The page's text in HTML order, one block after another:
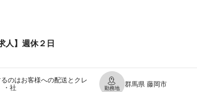
人】週休２日
のはお客様への配送とクレ
・社
勤務地
群馬県 藤岡市